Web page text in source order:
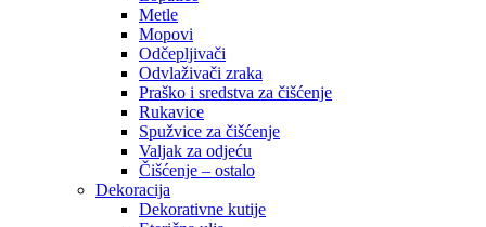
Metle
Mopovi
Odčepljivači
Odvlaživači zraka
Praško i sredstva za čišćenje
Rukavice
Spužvice za čišćenje
Valjak za odjeću
Čišćenje – ostalo
Dekoracija
Dekorativne kutije